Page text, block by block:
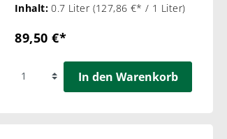
Inhalt:0.7 Liter (127,86 €* / 1 Liter)
89,50 €*
In den Warenkorb